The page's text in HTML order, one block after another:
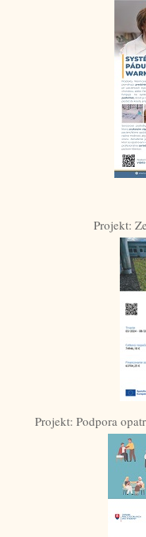
Projekt:
Projekt: Podpora